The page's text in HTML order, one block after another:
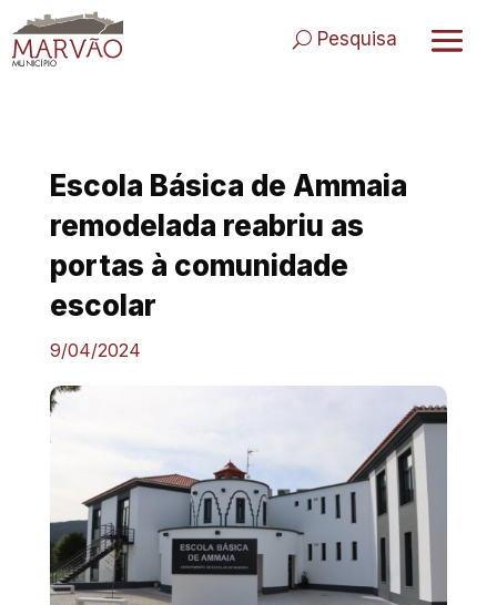
to
content
Pesquisa
Escola Básica de Ammaia
remodelada reabriu as
portas à comunidade
escolar
9/04/2024